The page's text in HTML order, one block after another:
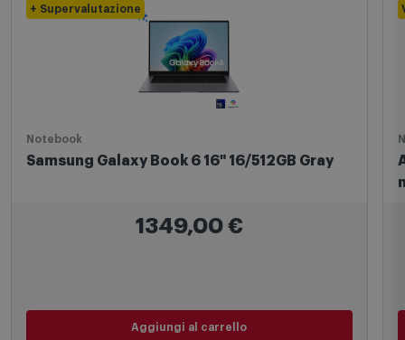
+ Supervalutazione
Notebook
Samsung Galaxy Book 6 16" 16/512GB Gray
1349,00€
Aggiungi al carrello